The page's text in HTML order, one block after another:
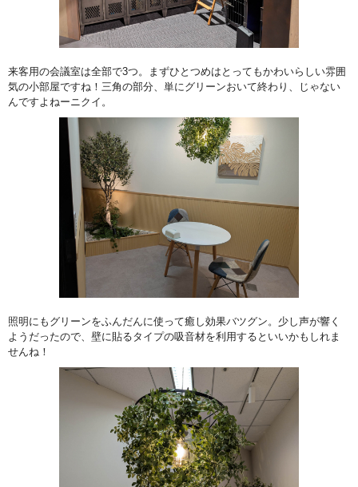
来客用の会議室は全部で3つ。まずひとつめはとってもかわいらしい雰囲
気の小部屋ですね！三角の部分、単にグリーンおいて終わり、じゃない
んですよねーニクイ。
照明にもグリーンをふんだんに使って癒し効果バツグン。少し声が響く
ようだったので、壁に貼るタイプの吸音材を利用するといいかもしれま
せんね！